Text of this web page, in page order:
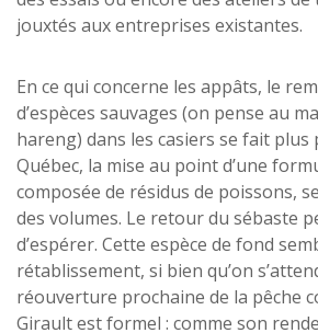
jouxtés aux entreprises existantes.
En ce qui concerne les appâts, le
d’espèces sauvages (on pense au
hareng) dans les casiers se fait plus
Québec, la mise au point d’une
composée de résidus de poissons,
des volumes. Le retour du sébaste
d’espérer. Cette espèce de fond
rétablissement, si bien qu’on
réouverture prochaine de la pêche
Girault est formel : comme son